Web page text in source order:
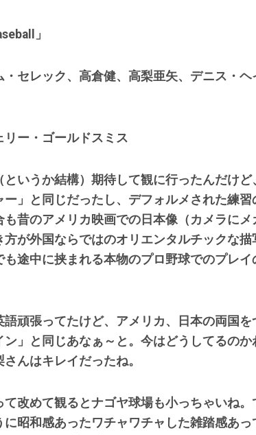
」
セレック、高倉健、高梨亜矢、デニス・ヘ
ー・ゴールドスミス
というか結構）期待して観に行ったんだけど
ー」と同じだったし、デフォルメされた練習
も昔のアメリカ映画での日本像（カメラに
方が外国ならではのオリエンタルチックな描
も途中に挟まれる本物のプロ野球でのプレイ
語頑張ってたけど、アメリカ、日本の両国
ン」と同じあなぁ～と。今はどうしてるのか
んはキレイだったね。
て改めて観るとナゴヤ球場も小っちゃいね
に昭和感あったワチャワチャした雑踏感あ